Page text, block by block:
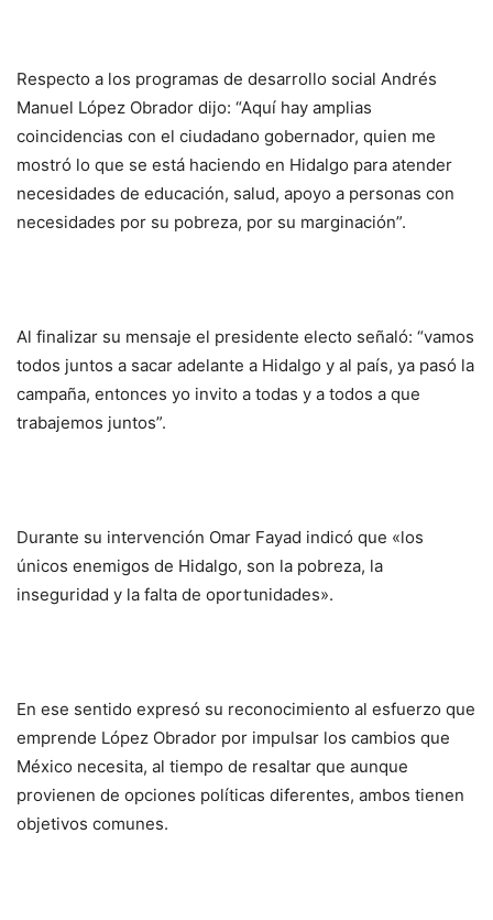
Respecto a los programas de desarrollo social Andrés
Manuel López Obrador dijo: “Aquí hay amplias
coincidencias con el ciudadano gobernador, quien me
mostró lo que se está haciendo en Hidalgo para atender
necesidades de educación, salud, apoyo a personas con
necesidades por su pobreza, por su marginación”.
Al finalizar su mensaje el presidente electo señaló: “vamos
todos juntos a sacar adelante a Hidalgo y al país, ya pasó la
campaña, entonces yo invito a todas y a todos a que
trabajemos juntos”.
Durante su intervención Omar Fayad indicó que «los
únicos enemigos de Hidalgo, son la pobreza, la
inseguridad y la falta de oportunidades».
En ese sentido expresó su reconocimiento al esfuerzo que
emprende López Obrador por impulsar los cambios que
México necesita, al tiempo de resaltar que aunque
provienen de opciones políticas diferentes, ambos tienen
objetivos comunes.